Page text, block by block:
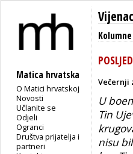
Matica hrvatska
O Matici hrvatskoj
Novosti
Učlanite se
Odjeli
Ogranci
Društva prijatelja i
partneri
Kolumne
Večernji
U
Tin
nisu